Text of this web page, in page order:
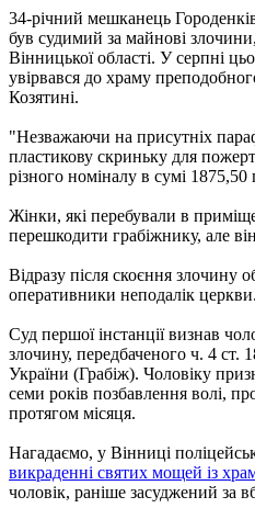
34-річний мешканець
був судимий за майнові
Вінницької області. У серпні
увірвався до храму
Козятині.
"Незважаючи на присутніх
пластикову скриньку для
різного номіналу в сумі
Жінки, які перебували в
перешкодити грабіжнику, але
Відразу після скоєння злочину
оперативники неподалік
Суд першої інстанції визнав
злочину, передбаченого ч. 4 ст.
України (Грабіж). Чоловіку
семи років позбавлення волі,
протягом місяця.
Нагадаємо, у Вінниці
викраденні святих мощей із
чоловік, раніше засуджений за